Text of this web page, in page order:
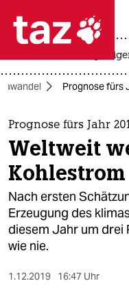
 taz
themen
politik
öko
gesellschaft
kultur
sport
Prognose fürs
Prognose fürs Jahr
Weltweit
Kohlestrom
Nach ersten
Erzeugung des
diesem Jahr um drei
wie nie.
1.12.2019 16:47 Uhr